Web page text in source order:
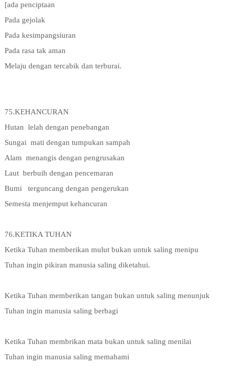
[ada penciptaan
Pada gejolak
Pada kesimpangsiuran
Pada rasa tak aman
Melaju dengan tercabik dan terburai.
75.KEHANCURAN
Hutan lelah dengan penebangan
Sungai mati dengan tumpukan sampah
Alam menangis dengan pengrusakan
Laut berbuih dengan pencemaran
Bumi
terguncang dengan pengerukan
Semesta menjemput kehancuran
76.KETIKA TUHAN
Ketika Tuhan memberikan mulut bukan untuk saling menipu
Tuhan ingin pikiran manusia saling diketahui.
Ketika Tuhan memberikan tangan bukan untuk saling menunjuk
Tuhan ingin manusia saling berbagi
Ketika Tuhan membrikan mata bukan untuk saling menilai
Tuhan ingin manusia saling memahami